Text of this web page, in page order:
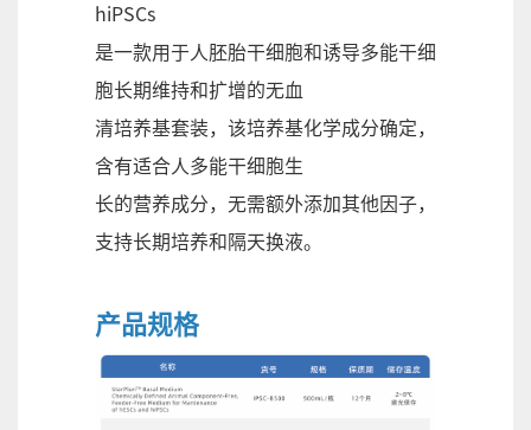
hiPSCs
是一款用于人胚胎干细胞和诱导多能干细
胞长期维持和扩增的无血
清培养基套装，该培养基化学成分确定，
含有适合人多能干细胞生
长的营养成分，无需额外添加其他因子，
支持长期培养和隔天换液。
产品规格